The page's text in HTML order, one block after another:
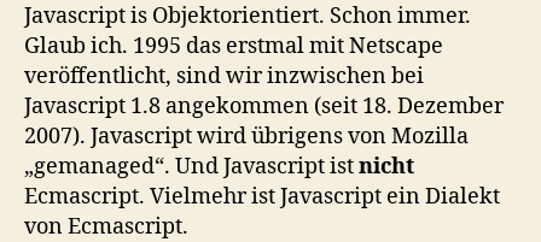
Javascript is Objektorientiert. Schon immer.
Glaub ich. 1995 das erstmal mit Netscape
veröffentlicht, sind wir inzwischen bei
Javascript 1.8 angekommen (seit 18. Dezember
2007). Javascript wird übrigens von Mozilla
„gemanaged“. Und Javascript istnicht
Ecmascript. Vielmehr ist Javascript ein Dialekt
von Ecmascript.